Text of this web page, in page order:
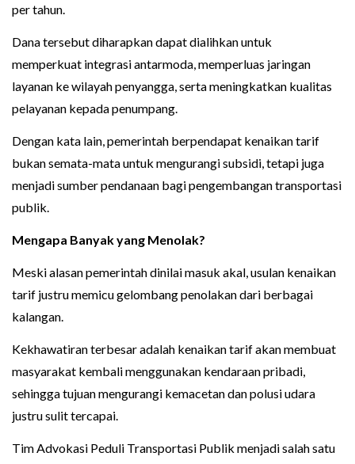
per tahun.
Dana tersebut diharapkan dapat dialihkan untuk
memperkuat integrasi antarmoda, memperluas jaringan
layanan ke wilayah penyangga, serta meningkatkan kualitas
pelayanan kepada penumpang.
Dengan kata lain, pemerintah berpendapat kenaikan tarif
bukan semata-mata untuk mengurangi subsidi, tetapi juga
menjadi sumber pendanaan bagi pengembangan transportasi
publik.
Mengapa Banyak yang Menolak?
Meski alasan pemerintah dinilai masuk akal, usulan kenaikan
tarif justru memicu gelombang penolakan dari berbagai
kalangan.
Kekhawatiran terbesar adalah kenaikan tarif akan membuat
masyarakat kembali menggunakan kendaraan pribadi,
sehingga tujuan mengurangi kemacetan dan polusi udara
justru sulit tercapai.
Tim Advokasi Peduli Transportasi Publik menjadi salah satu